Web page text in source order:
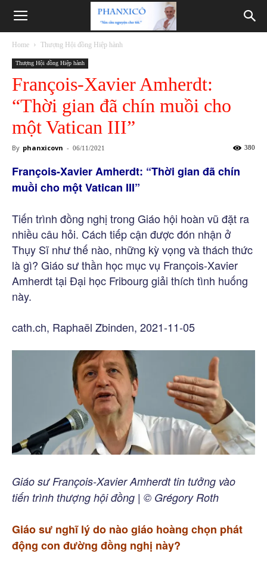
Phanxicô
Home Thượng Hội đồng Hiệp hành
Thượng Hội đồng Hiệp hành
François-Xavier Amherdt:
“Thời gian đã chín muồi cho
một Vatican III”
By phanxicovn - 06/11/2021 380
François-Xavier Amherdt: “Thời gian đã chín
muồi cho một Vatican III”
Tiến trình đồng nghị trong Giáo hội hoàn vũ đặt ra
nhiều câu hỏi. Cách tiếp cận được đón nhận ở
Thụy Sĩ như thế nào, những kỳ vọng và thách thức
là gì? Giáo sư thần học mục vụ François-Xavier
Amherdt tại Đại học Fribourg giải thích tình huống
này.
cath.ch, Raphaël Zbinden, 2021-11-05
Giáo sư François-Xavier Amherdt tin tưởng vào
tiến trình thượng hội đồng | © Grégory Roth
Giáo sư nghĩ lý do nào giáo hoàng chọn phát
động con đường đồng nghị này?